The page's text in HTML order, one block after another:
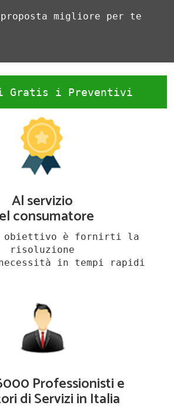
migliore per te
Gratis i Preventivi
Al servizio
consumatore
obiettivo è fornirti la
risoluzione
in tempi rapidi
Professionisti e
di Servizi in Italia